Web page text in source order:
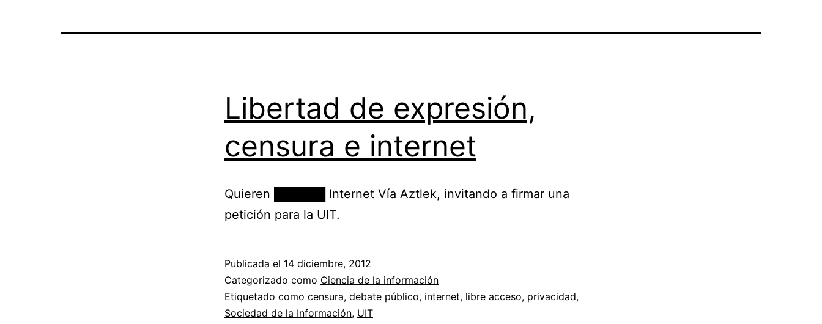
Libertad de expresión,
censura e internet
Quieren ██████ Internet Vía Aztlek, invitando a firmar una
petición para la UIT.
Publicada el 14 diciembre, 2012
Categorizado como Ciencia de la información
Etiquetado como censura, debate público, internet, libre acceso, privacidad,
Sociedad de la Información, UIT